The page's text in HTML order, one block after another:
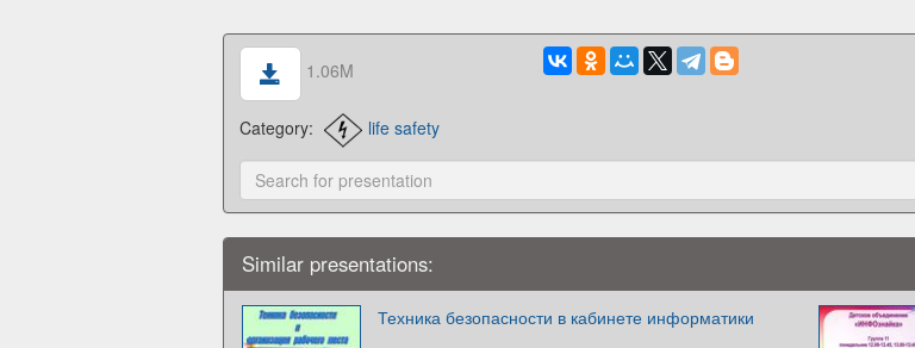
1.06M
Category: life safety
Similar presentations:
Техника безопасности в кабинете информатики